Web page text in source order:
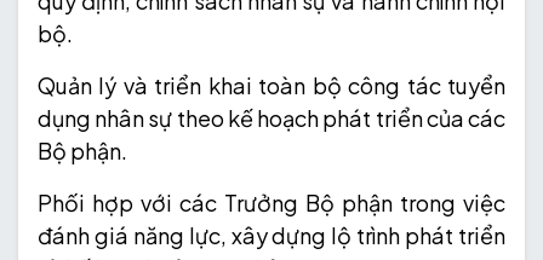
bộ.
Quản lý và triển khai toàn bộ công tác tuyển
dụng nhân sự theo kế hoạch phát triển của các
Bộ phận.
Phối hợp với các Trưởng Bộ phận trong việc
đánh giá năng lực, xây dựng lộ trình phát triển